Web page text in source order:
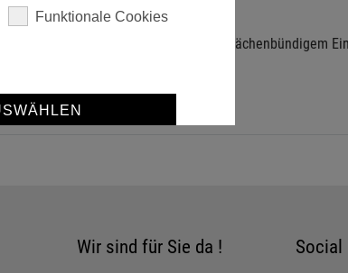
dem Schraubdübel STR U bei oberflächenbündigem
Wir sind für Sie da ! Social
Funktionale Cookies